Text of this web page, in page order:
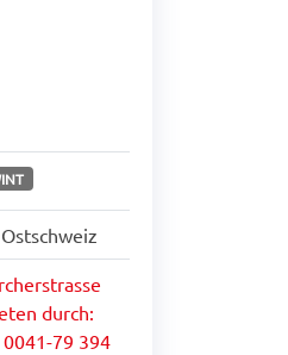
durch:
79 394